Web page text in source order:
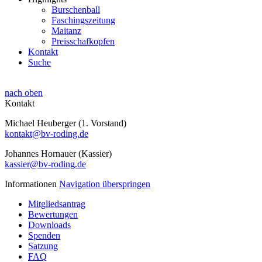
Burschenball
Faschingszeitung
Maitanz
Preisschafkopfen
Kontakt
Suche
nach oben
Kontakt
Michael Heuberger (1. Vorstand)
kontakt@bv-roding.de
Johannes Hornauer (Kassier)
kassier@bv-roding.de
Informationen Navigation überspringen
Mitgliedsantrag
Bewertungen
Downloads
Spenden
Satzung
FAQ